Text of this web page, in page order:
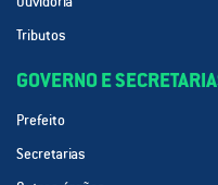
Tributos
GOVERNO E
Prefeito
Secretarias